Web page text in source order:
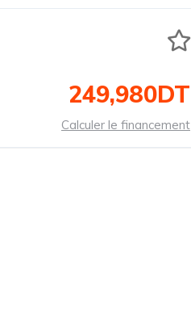
249,980DT
Calculer le financement